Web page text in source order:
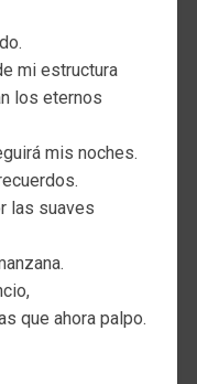
mi estructura
los eternos
mis noches.
las suaves
que ahora palpo.